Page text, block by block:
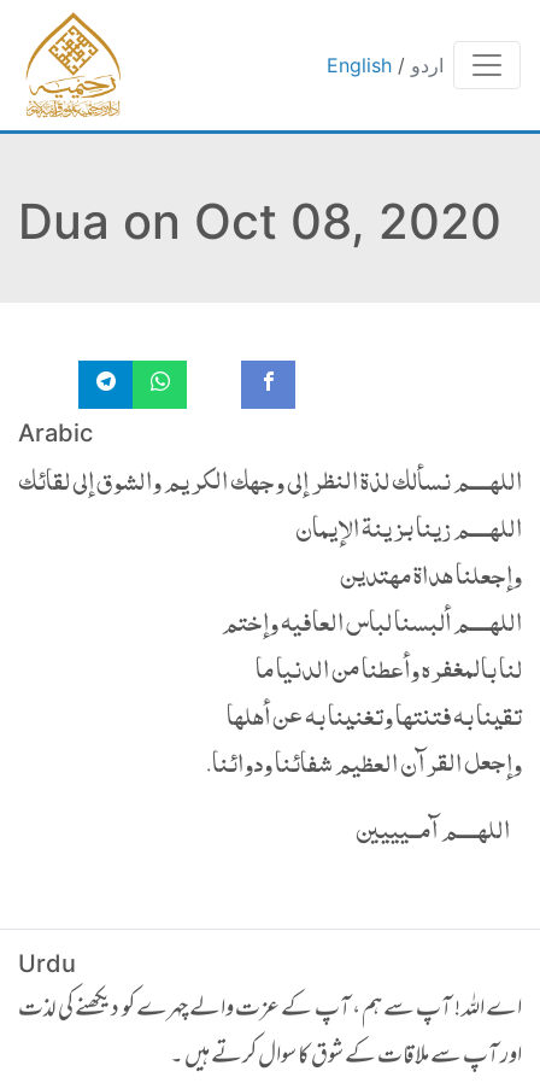
English / اردو
Dua on Oct 08, 2020
Arabic
اللهــــم نسألك لذة النظر إلى وجهك الكريم والشوق إلى لقائك
اللهــــم زينا بزينة الإيمان
وإجعلنا هداة مهتدين
اللهــــم ألبسنا لباس العافيه وإختم
لنا بالمغفره وأعطنا من الدنيا ما
تقينا به فتنتها وتغنينا به عن أهلها
وإجعل القرآن العظيم شفائنا ودوائنا.
اللهــــم آمــيييين
Urdu
اے اللہ ! آپ سے ہم ، آپ کے عزت والے چہرے کو دیکھنے کی لذت
اور آپ سے ملاقات کے شوق کا سوال کرتے ہیں ۔